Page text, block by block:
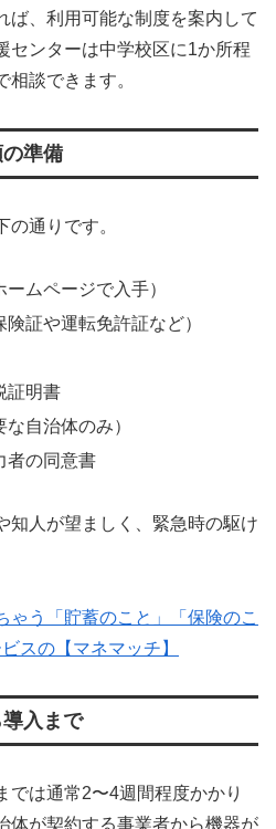
ば、利用可能な制度を案内して
センターは中学校区に1か所程
相談できます。
準備
通りです。
ムページで入手）
証や運転免許証など）
証明書
自治体のみ）
者の同意書
知人が望ましく、緊急時の駆け
ゃう「貯蓄のこと」「保険のこ
スの【マネマッチ】
入まで
では通常2〜4週間程度かかり
体が契約する事業者から機器が